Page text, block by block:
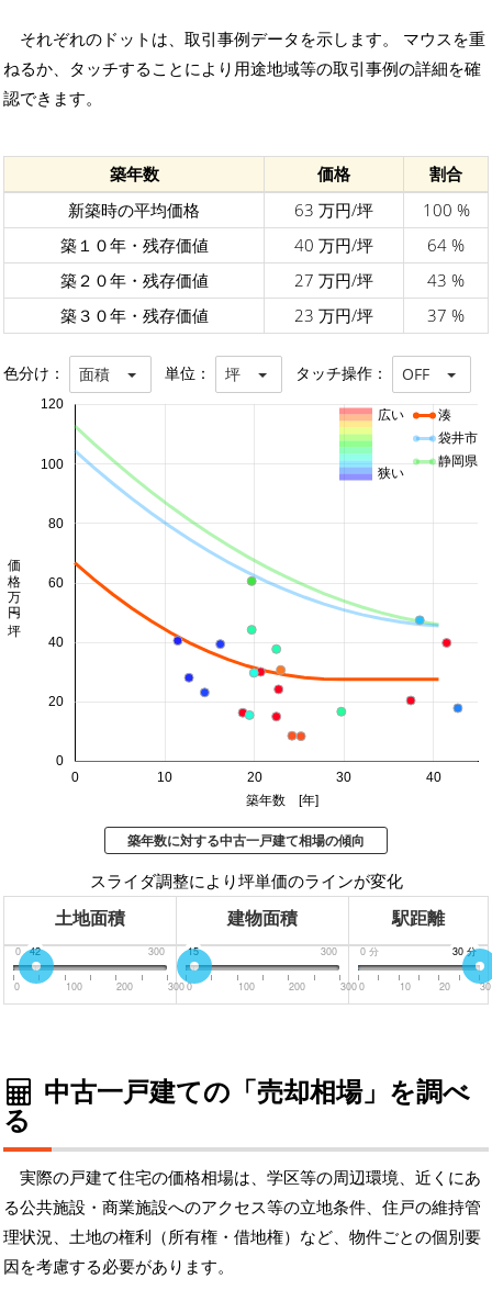
それぞれのドットは、取引事例データを示します。 マウスを重
ねるか、タッチすることにより用途地域等の取引事例の詳細を確
認できます。
築年数 価格
割合
新築時の平均価格
63 万円/坪
100 %
築１０年・残存価値
40 万円/坪
64 %
築２０年・残存価値
27 万円/坪
43 %
築３０年・残存価値
23 万円/坪 37 %
色分け： 面積 単位： 坪 タッチ操作： OFF
0 10 20 30 40
0
20
40
60
80
100
120
築年数 [年]
価格 万円/坪
湊
袋井市
静岡県
広い
狭い
築年数に対する中古一戸建て相場の傾向
スライダ調整により坪単価のラインが変化
土地面積 建物面積 駅距離
0 300
42
0 100 200 300
0 300
15
0 100 200 300
0 分 30 分
30 分
0 10 20 30
中古一戸建ての「売却相場」を調べ
る
実際の戸建て住宅の価格相場は、学区等の周辺環境、近くにあ
る公共施設・商業施設へのアクセス等の立地条件、住戸の維持管
理状況、土地の権利（所有権・借地権）など、物件ごとの個別要
因を考慮する必要があります。